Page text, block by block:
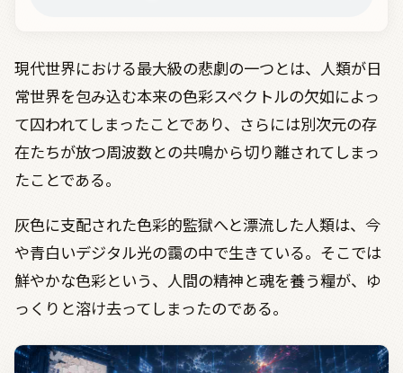
現代世界における最大級の悲劇の一つとは、人類が日
常世界を包み込む本来の色彩スペクトルの欠如によっ
て囚われてしまったことであり、さらには別次元の存
在たちが放つ周波数との共鳴から切り離されてしまっ
たことである。
灰色に支配された色彩的監獄へと漂流した人類は、今
や青白いデジタル光の靄の中で生きている。そこでは
鮮やかな色彩という、人間の精神と魂を養う糧が、ゆ
っくりと溶け去ってしまったのである。